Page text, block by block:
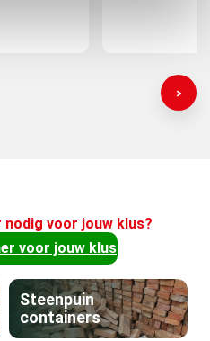
nodig voor jouw klus?
voor jouw klus
Steenpuin
containers